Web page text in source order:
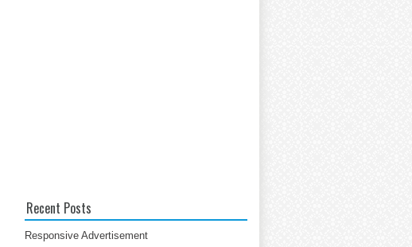
Recent Posts
Responsive Advertisement